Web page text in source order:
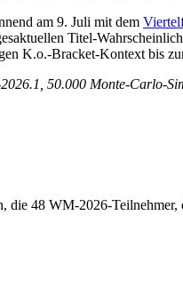
am 9. Juli mit dem
Titel-
K.o.-Bracket-Kontext bis
50.000 Monte-Carlo-
48 WM-2026-